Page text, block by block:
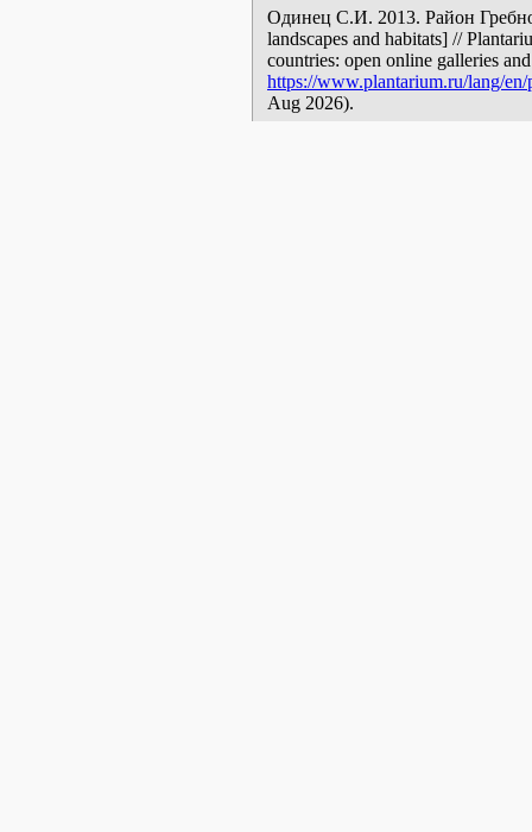
Одинец С.И. 2013. Район
landscapes and habitats] //
countries: open online galleries
https://www.plantarium.ru/lang/en/
Aug 2026).